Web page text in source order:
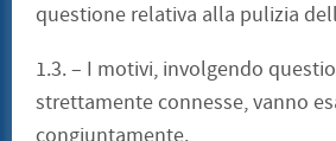
questione relativa alla pulizia
1.3. – I motivi, involgendo
strettamente connesse, vanno